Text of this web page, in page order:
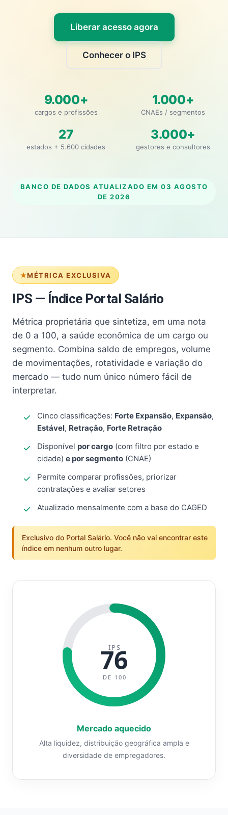
Liberar acesso agora
Conhecer o IPS
9.000+
cargos e profissões
1.000+
CNAEs / segmentos
27
estados + 5.600 cidades
3.000+
gestores e consultores
BANCO DE DADOS ATUALIZADO EM 03 AGOSTO
DE 2026
MÉTRICA EXCLUSIVA
IPS — Índice Portal Salário
Métrica proprietária que sintetiza, em uma nota
de 0 a 100, a saúde econômica de um cargo ou
segmento. Combina saldo de empregos, volume
de movimentações, rotatividade e variação do
mercado — tudo num único número fácil de
interpretar.
Cinco classificações: Forte Expansão, Expansão,
Estável, Retração, Forte Retração
Disponível por cargo (com filtro por estado e
cidade) e por segmento (CNAE)
Permite comparar profissões, priorizar
contratações e avaliar setores
Atualizado mensalmente com a base do CAGED
Exclusivo do Portal Salário. Você não vai encontrar este
índice em nenhum outro lugar.
IPS
76
DE 100
Mercado aquecido
Alta liquidez, distribuição geográfica ampla e
diversidade de empregadores.